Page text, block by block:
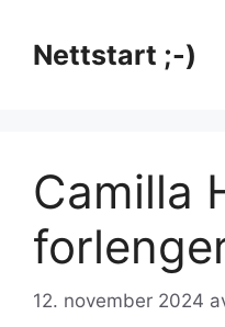
innholdNettstart ;-)
Camilla
12. november 2024